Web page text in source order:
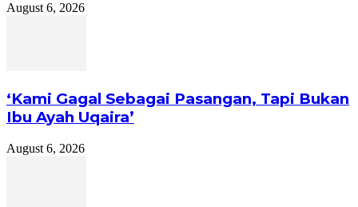
August 6, 2026
‘Kami Gagal Sebagai Pasangan, Tapi Bukan
Ibu Ayah Uqaira’
August 6, 2026